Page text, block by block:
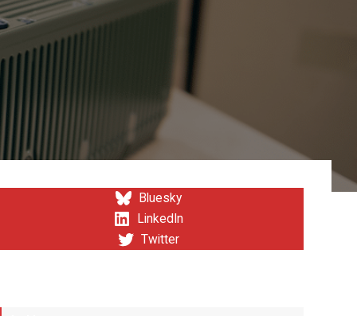
Bluesky
LinkedIn
Twitter